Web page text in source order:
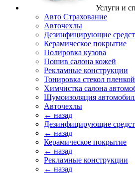
Услуги и
Авто Страхование
Авточехлы
Дезинфицирующие
Керамическое покрытие
Полировка кузова
Пошив салона кожей
Рекламные конструкции
Тонировка стекол пленкой
Химчистка салона
Шумоизоляция
Авточехлы
← назад
Дезинфицирующие
← назад
Керамическое покрытие
← назад
Рекламные конструкции
← назад